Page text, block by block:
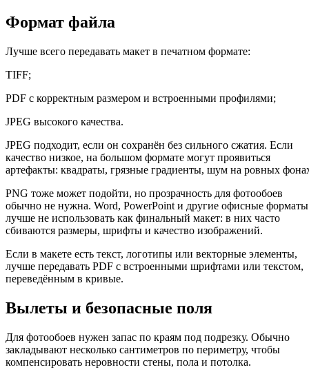
Формат файла
Лучше всего передавать макет в печатном формате:
TIFF;
PDF с корректным размером и встроенными профилями;
JPEG высокого качества.
JPEG подходит, если он сохранён без сильного сжатия. Если
качество низкое, на большом формате могут проявиться
артефакты: квадраты, грязные градиенты, шум на ровных
PNG тоже может подойти, но прозрачность для фотообоев
обычно не нужна. Word, PowerPoint и другие офисные форматы
лучше не использовать как финальный макет: в них часто
сбиваются размеры, шрифты и качество изображений.
Если в макете есть текст, логотипы или векторные элементы,
лучше передавать PDF с встроенными шрифтами или текстом,
переведённым в кривые.
Вылеты и безопасные поля
Для фотообоев нужен запас по краям под подрезку. Обычно
закладывают несколько сантиметров по периметру, чтобы
компенсировать неровности стены, пола и потолка.